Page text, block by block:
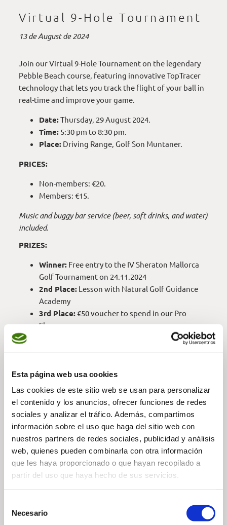
Esta página web usa cookies
Las cookies de este sitio web se usan para personalizar
el contenido y los anuncios, ofrecer funciones de redes
sociales y analizar el tráfico. Además, compartimos
información sobre el uso que haga del sitio web con
nuestros partners de redes sociales, publicidad y análisis
web, quienes pueden combinarla con otra información
que les haya proporcionado o que hayan recopilado a
partir del uso que haya hecho de sus servicios.
Necesario
Virtual 9-Hole Tournament
13 de August de 2024
Join our Virtual 9-Hole Tournament on the legendary
Pebble Beach course, featuring innovative TopTracer
technology that lets you track the flight of your ball in
real-time and improve your game.
Date:Thursday, 29 August 2024.
Time: 5:30 pm to 8:30 pm.
Place: Driving Range, Golf Son Muntaner.
PRICES:
Non-members: €20.
Members: €15.
Music and buggy bar service (beer, soft drinks, and water)
included.
PRIZES:
Winner: Free entry to the IV Sheraton Mallorca
Golf Tournament on 24.11.2024
2nd Place: Lesson with Natural Golf Guidance
Academy
3rd Place:€50 voucher to spend in our Pro
Shops
Additionally, a raffle: hotel breakfasts, golf
Limited spots available! Reserve your place now.
REGISTER NOW —
— Share